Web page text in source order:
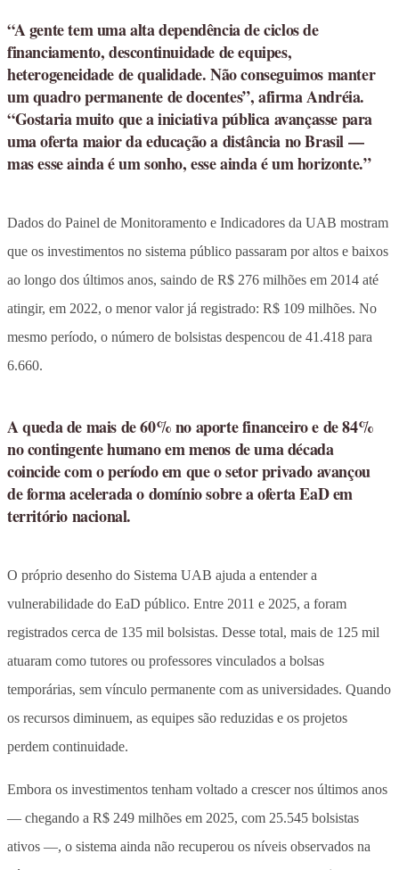
“A gente tem uma alta dependência de ciclos de
financiamento, descontinuidade de equipes,
heterogeneidade de qualidade. Não conseguimos manter
um quadro permanente de docentes”, afirma Andréia.
“Gostaria muito que a iniciativa pública avançasse para
uma oferta maior da educação a distância no Brasil —
mas esse ainda é um sonho, esse ainda é um horizonte.”
Dados do Painel de Monitoramento e Indicadores da UAB mostram
que os investimentos no sistema público passaram por altos e baixos
ao longo dos últimos anos, saindo de R$ 276 milhões em 2014 até
atingir, em 2022, o menor valor já registrado: R$ 109 milhões. No
mesmo período, o número de bolsistas despencou de 41.418 para
6.660.
A queda de mais de 60% no aporte financeiro e de 84%
no contingente humano em menos de uma década
coincide com o período em que o setor privado avançou
de forma acelerada o domínio sobre a oferta EaD em
território nacional.
O próprio desenho do Sistema UAB ajuda a entender a
vulnerabilidade do EaD público. Entre 2011 e 2025, a foram
registrados cerca de 135 mil bolsistas. Desse total, mais de 125 mil
atuaram como tutores ou professores vinculados a bolsas
temporárias, sem vínculo permanente com as universidades. Quando
os recursos diminuem, as equipes são reduzidas e os projetos
perdem continuidade.
Embora os investimentos tenham voltado a crescer nos últimos anos
— chegando a R$ 249 milhões em 2025, com 25.545 bolsistas
ativos —, o sistema ainda não recuperou os níveis observados na